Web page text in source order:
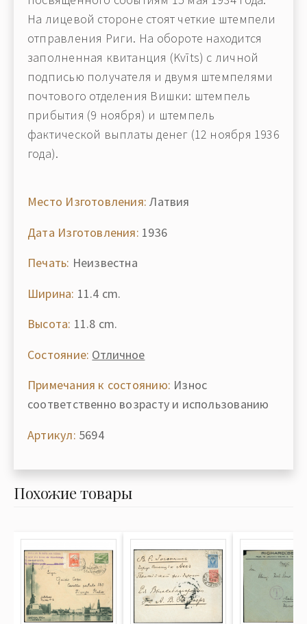
На лицевой стороне стоят четкие штемпели
отправления Риги. На обороте находится
заполненная квитанция (Kvīts) с личной
подписью получателя и двумя штемпелями
почтового отделения Вишки: штемпель
прибытия (9 ноября) и штемпель
фактической выплаты денег (12 ноября 1936
года).
Место Изготовления: Латвия
Дата Изготовления: 1936
Печать: Неизвестна
Ширина: 11.4 cm.
Высота: 11.8 cm.
Состояние: Отличное
Примечания к состоянию: Износ
соответственно возрасту и использованию
Артикул: 5694
Похожие товары